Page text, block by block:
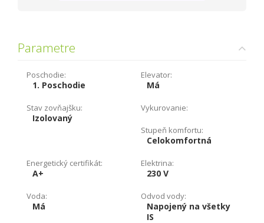
Parametre
Poschodie:
1. Poschodie
Elevator:
Má
Stav zovňajšku:
Izolovaný
Vykurovanie:
Stupeň komfortu:
Celokomfortná
Energetický certifikát:
A+
Elektrina:
230 V
Voda:
Má
Odvod vody:
Napojený na všetky
IS